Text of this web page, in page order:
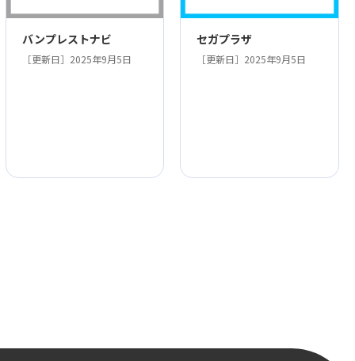
バンプレストナビ
［更新日］2025年9月5日
セガプラザ
［更新日］2025年9月5日